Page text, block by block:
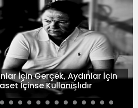
İçin Gerçek, Aydınlar İçin
İçinse Kullanışlıdır